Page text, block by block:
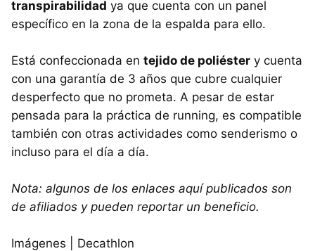
transpirabilidad ya que cuenta con un panel
específico en la zona de la espalda para ello.
Está confeccionada en tejido de poliéster y cuenta
con una garantía de 3 años que cubre cualquier
desperfecto que no prometa. A pesar de estar
pensada para la práctica de running, es compatible
también con otras actividades como senderismo o
incluso para el día a día.
Nota: algunos de los enlaces aquí publicados son
de afiliados y pueden reportar un beneficio.
Imágenes | Decathlon